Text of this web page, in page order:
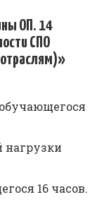
ОП. 14
СПО
отраслям)»
нагрузки
16 часов.